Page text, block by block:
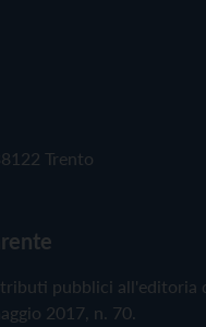
Trento
pubblici all'editoria
2017, n. 70.